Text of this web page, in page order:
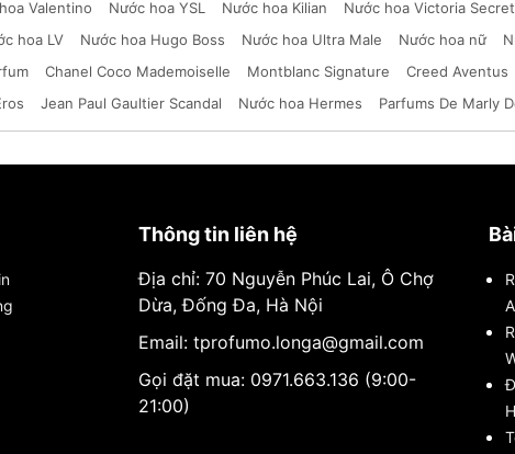
Valentino Nước hoa YSL Nước hoa Kilian Nước hoa Victoria Secret
hoa LV Nước hoa Hugo Boss Nước hoa Ultra Male Nước hoa nữ
Chanel Coco Mademoiselle Montblanc Signature Creed Aventus
Jean Paul Gaultier Scandal Nước hoa Hermes Parfums De Marly
Thông tin liên hệ
Địa chỉ: 70 Nguyễn Phúc Lai, Ô Chợ
Dừa, Đống Đa, Hà Nội
Email: tprofumo.longa@gmail.com
Gọi đặt mua: 0971.663.136 (9:00-
21:00)